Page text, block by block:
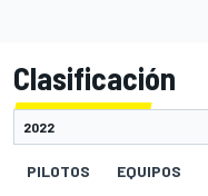
Clasificación
PILOTOS EQUIPOS